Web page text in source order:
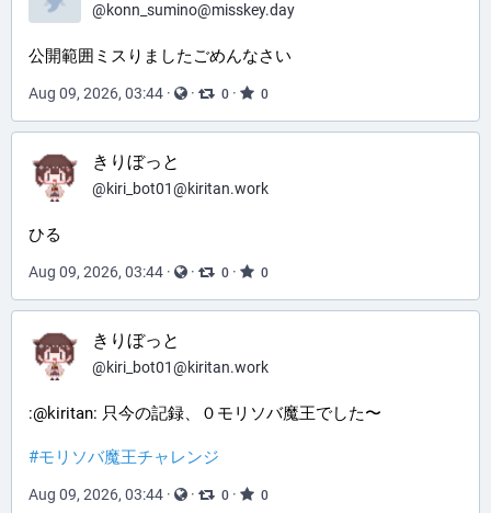
@konn_sumino@misskey.day
公開範囲ミスりましたごめんなさい
Aug 09, 2026, 03:44 · · 0 · 0
きりぼっと
@kiri_bot01@kiritan.work
ひる
Aug 09, 2026, 03:44 · · 0 · 0
きりぼっと
@kiri_bot01@kiritan.work
:@kiritan: 只今の記録、０モリソバ魔王でした〜
#モリソバ魔王チャレンジ
Aug 09, 2026, 03:44 · · 0 · 0